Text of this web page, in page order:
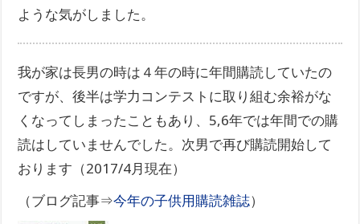
ような気がしました。
我が家は長男の時は４年の時に年間購読していたの
ですが、後半は学力コンテストに取り組む余裕がな
くなってしまったこともあり、5,6年では年間での購
読はしていませんでした。次男で再び購読開始して
おります（2017/4月現在）
（ブログ記事⇒今年の子供用購読雑誌）